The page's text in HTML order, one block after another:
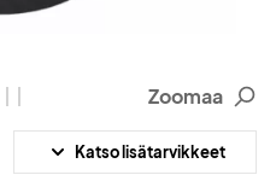
Zoomaa
Katso lisätarvikkeet